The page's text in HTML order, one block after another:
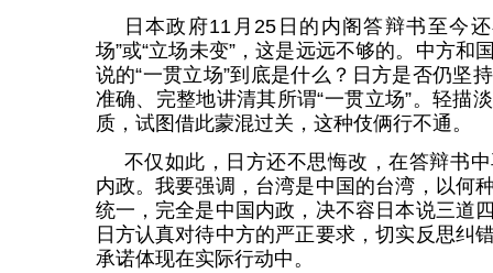
日本政府11月25日的内阁答辩书至今
场”或“立场未变”，这是远远不够的。中方和
说的“一贯立场”到底是什么？日方是否仍坚
准确、完整地讲清其所谓“一贯立场”。轻描
质，试图借此蒙混过关，这种伎俩行不通。
不仅如此，日方还不思悔改，在答辩书
内政。我要强调，台湾是中国的台湾，以何
统一，完全是中国内政，决不容日本说三道
日方认真对待中方的严正要求，切实反思纠
承诺体现在实际行动中。